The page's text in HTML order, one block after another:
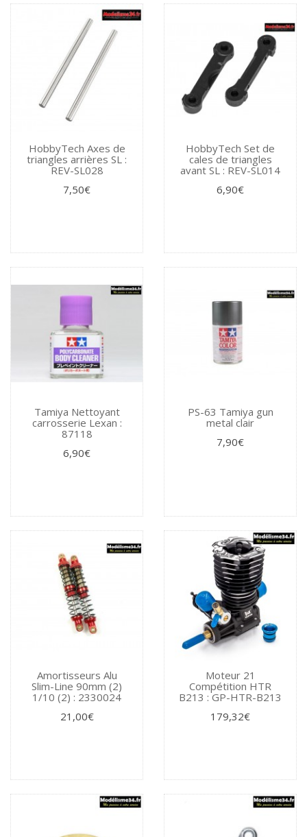
HobbyTech Axes de
triangles arrières SL :
REV-SL028
7,50€
HobbyTech Set de
cales de triangles
avant SL : REV-SL014
6,90€
Tamiya Nettoyant
carrosserie Lexan :
87118
6,90€
PS-63 Tamiya gun
metal clair
7,90€
Amortisseurs Alu
Slim-Line 90mm (2)
1/10 (2) : 2330024
21,00€
Moteur 21
Compétition HTR
B213 : GP-HTR-B213
179,32€